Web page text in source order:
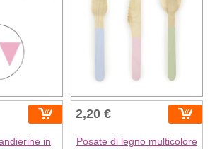
in
2,20 €
Posate di legno multicolore